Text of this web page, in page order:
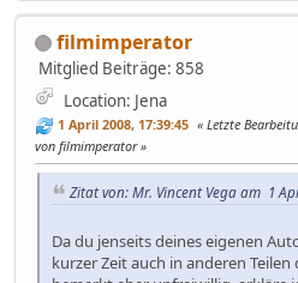
filmimperator
Mitglied Beiträge: 858
Location: Jena
1 April 2008, 17:39:45 Letzte
von filmimperator
Zitat von: Mr. Vincent Vega am 1
Da du jenseits deines eigenen
kurzer Zeit auch in anderen